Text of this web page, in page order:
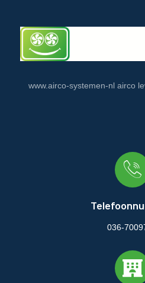
www.airco-systemen-nl airco
036-